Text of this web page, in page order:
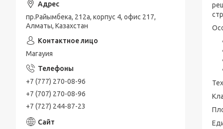
пр.Райымбека, 212а, корпус 4, офис 217,
Алматы, Казахстан
Магауия
+7 (777) 270-08-96
+7 (707) 270-08-96
+7 (727) 244-87-23